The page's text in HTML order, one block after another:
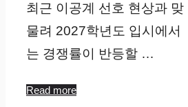
최근 이공계 선호 현상과 맞
물려 2027학년도 입시에서
는 경쟁률이 반등할 …
Read more